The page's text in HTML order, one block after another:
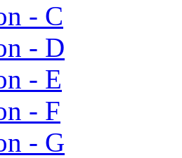
- C
- D
- E
- F
- G